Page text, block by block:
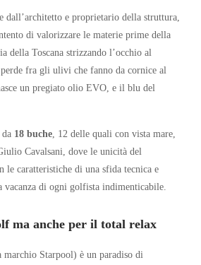
dall’architetto e proprietario della struttura,
di valorizzare le materie prime della
della Toscana strizzando l’occhio al
fra gli ulivi che fanno da cornice al
un pregiato olio EVO, e il blu del
18 buche , 12 delle quali con vista mare,
Cavalsani, dove le unicità del
le caratteristiche di una sfida tecnica e
vacanza di ogni golfista indimenticabile.
ma anche per il total relax
marchio Starpool) è un paradiso di